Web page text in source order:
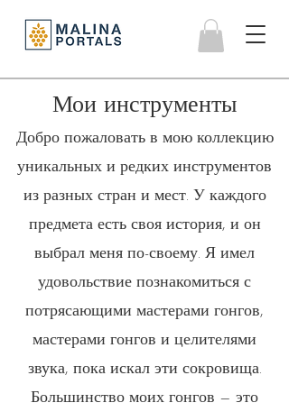
Мои инструменты
Добро пожаловать в мою коллекцию
уникальных и редких инструментов
из разных стран и мест. У каждого
предмета есть своя история, и он
выбрал меня по-своему. Я имел
удовольствие познакомиться с
потрясающими мастерами гонгов,
мастерами гонгов и целителями
звука, пока искал эти сокровища.
Большинство моих гонгов — это